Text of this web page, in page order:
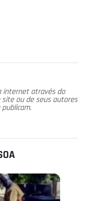
internet através do
ou de seus autores